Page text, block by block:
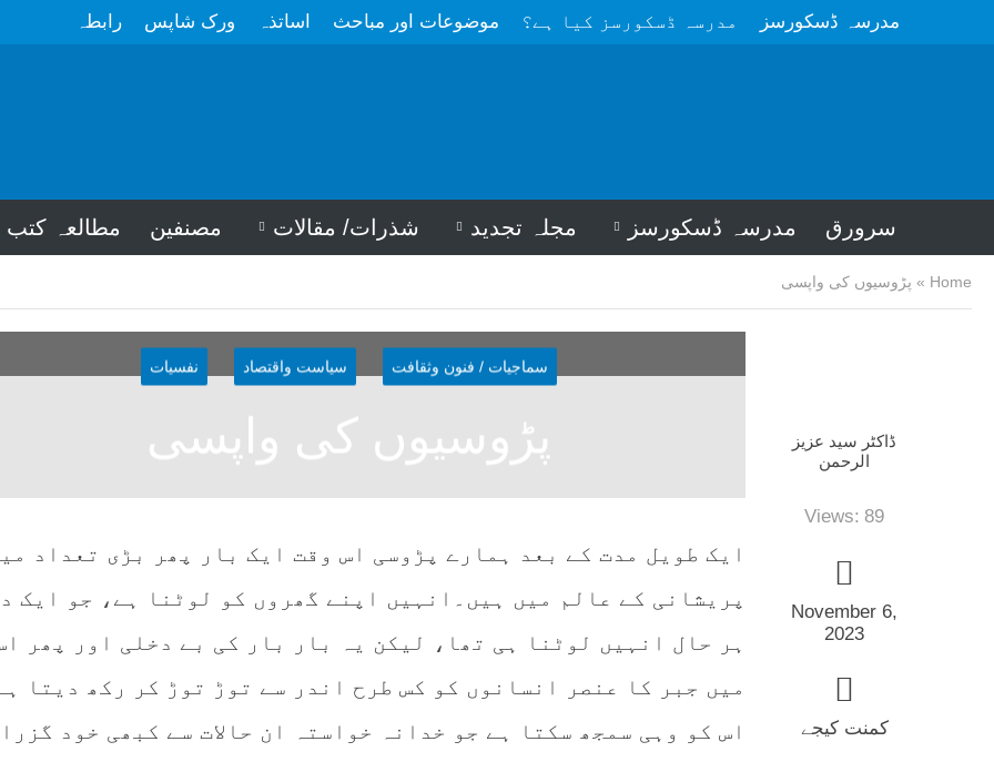
مدرسہ ڈسکورسز مدرسہ ڈسکورسز کیا ہے؟ موضوعات اور مباحث اساتذہ ورک شاپس رابطہ
سرورق مدرسہ ڈسکورسز مجلہ تجدید شذرات/ مقالات مصنفین مطالعہ کتب
Home
» پڑوسیوں کی واپسی
ڈاکٹر سید عزیز
الرحمن
Views: 89
November 6,
2023
کمنت کیجے
سماجیات / فنون وثقافت سیاست واقتصاد نفسیات
پڑوسیوں کی واپسی
ایک طویل مدت کے بعد ہمارے پڑوسی اس وقت ایک بار پھر بڑی تعداد
پریشانی کے عالم میں ہیں۔انہیں اپنے گھروں کو لوٹنا ہے، جو ایک
ہر حال انہیں لوٹنا ہی تھا، لیکن یہ بار بار کی بے دخلی اور پھر
میں جبر کا عنصر انسانوں کو کس طرح اندر سے توڑ توڑ کر رکھ دیتا
اس کو وہی سمجھ سکتا ہے جو خدانہ خواستہ ان حالات سے کبھی خود